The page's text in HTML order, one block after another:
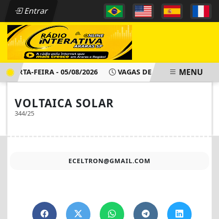
Entrar
FEIRA - 05/08/2026 VAGAS DE EMPREGO - PAT
MENU
VOLTAICA SOLAR
344/25
ECELTRON@GMAIL.COM